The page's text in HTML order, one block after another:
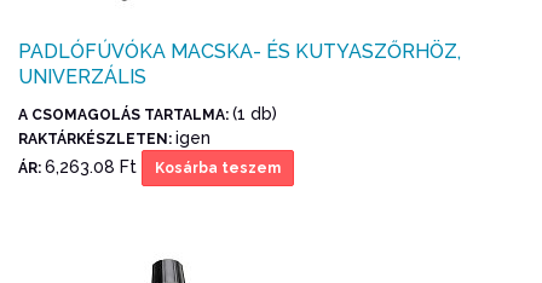
PADLÓFÚVÓKA MACSKA- ÉS KUTYASZŐRHÖZ,
UNIVERZÁLIS
A CSOMAGOLÁS TARTALMA: (1 db)
RAKTÁRKÉSZLETEN: igen
ÁR: 6,263.08 Ft Kosárba teszem